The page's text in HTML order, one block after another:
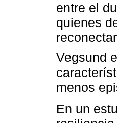
entre el
quienes
Vegsund
menos
En un